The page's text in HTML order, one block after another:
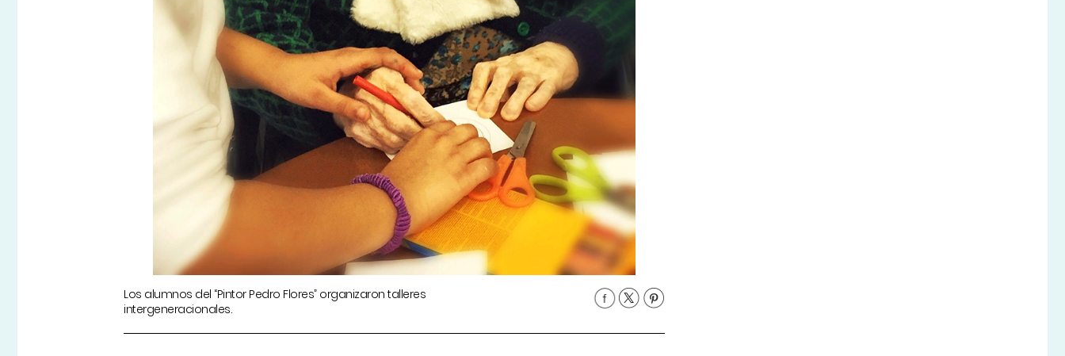
Los alumnos del “Pintor Pedro Flores” organizaron talleres
intergeneracionales.